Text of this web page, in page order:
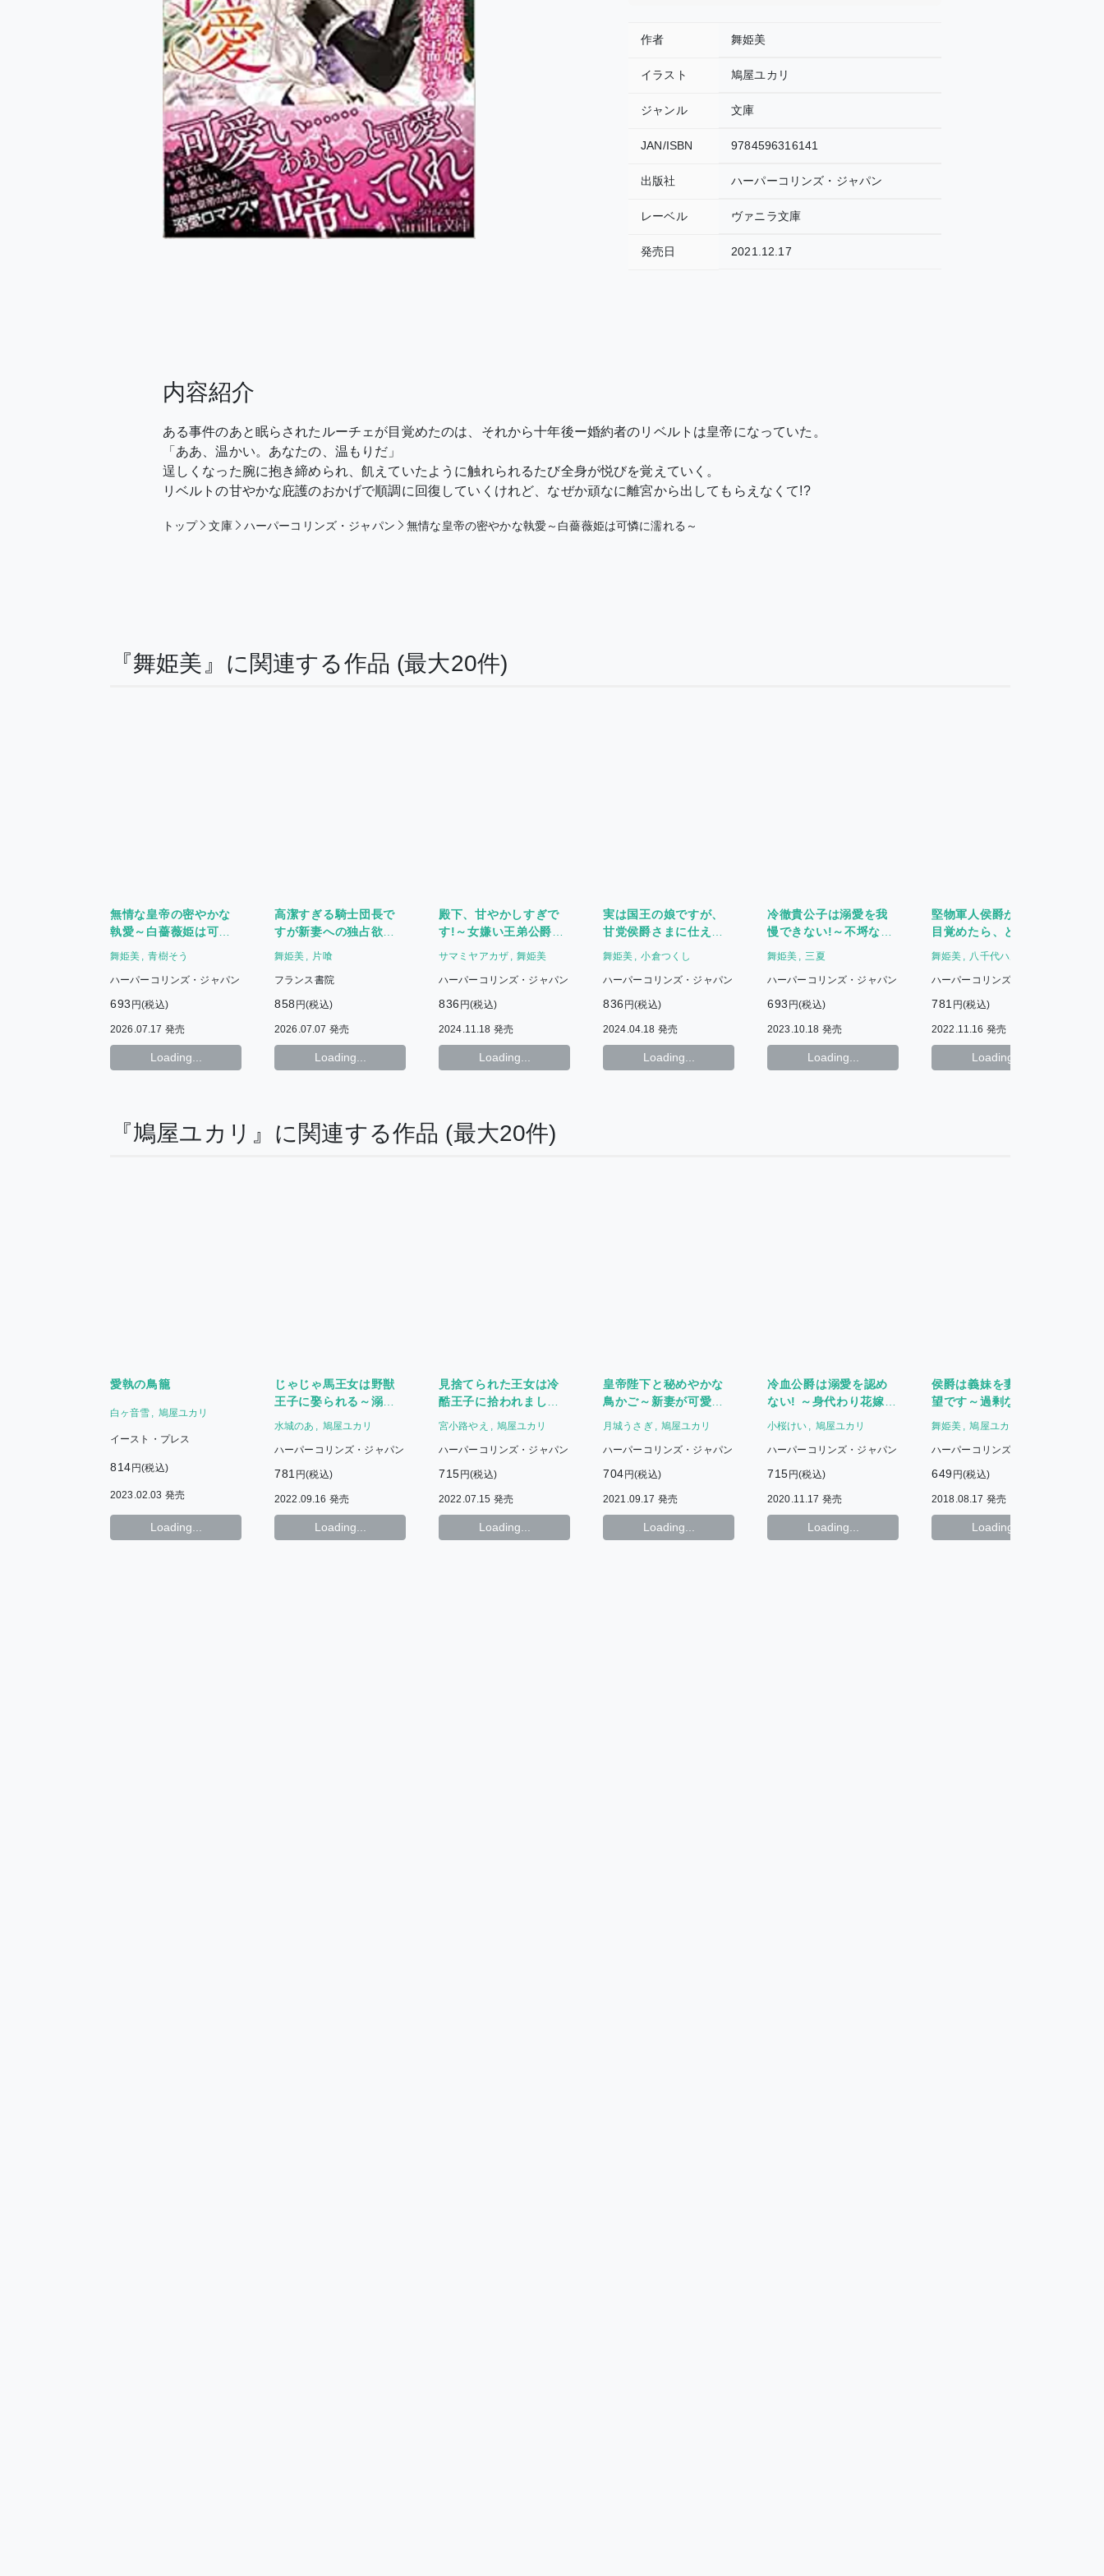
作者 舞姫美
イラスト 鳩屋ユカリ
ジャンル 文庫
JAN/ISBN 9784596316141
出版社 ハーパーコリンズ・ジャパン
レーベル ヴァニラ文庫
発売日 2021.12.17
内容紹介
ある事件のあと眠らされたルーチェが目覚めたのは、それから十年後ー婚約者のリベルトは皇帝になっていた。
「ああ、温かい。あなたの、温もりだ」
逞しくなった腕に抱き締められ、飢えていたように触れられるたび全身が悦びを覚えていく。
リベルトの甘やかな庇護のおかげで順調に回復していくけれど、なぜか頑なに離宮から出してもらえなくて!?
トップ 文庫 ハーパーコリンズ・ジャパン 無情な皇帝の密やかな執愛～白薔薇姫は可憐に濡れる～
『舞姫美』に関連する作品 (最大20件)
無情な皇帝の密やかな
執愛～白薔薇姫は可憐
に濡れる～
舞姫美 青樹そう
ハーパーコリンズ・ジャパン
693 円(税込)
2026.07.17 発売
Loading...
高潔すぎる騎士団長で
すが新妻への独占欲を
我慢できない
舞姫美 片喰
フランス書院
858 円(税込)
2026.07.07 発売
Loading...
殿下、甘やかしすぎで
す!～女嫌い王弟公爵の
過保護な求婚計画～
サマミヤアカザ 舞姫美
ハーパーコリンズ・ジャパン
836 円(税込)
2024.11.18 発売
Loading...
実は国王の娘ですが、
甘党侯爵さまに仕えた
らカラダごと濃密に食
舞姫美 小倉つくし
ハーパーコリンズ・ジャパン
836 円(税込)
2024.04.18 発売
Loading...
冷徹貴公子は溺愛を我
慢できない!～不埒な蜜
月婚約～
舞姫美 三夏
ハーパーコリンズ・ジャパン
693 円(税込)
2023.10.18 発売
Loading...
堅物軍人侯爵が溺愛に
目覚めたら、とにかく
迫ってきます
舞姫美 八千代ハル
ハーパーコリンズ・ジャパン
781 円(税込)
2022.11.16 発売
Loading...
『鳩屋ユカリ』に関連する作品 (最大20件)
愛執の鳥籠
白ヶ音雪 鳩屋ユカリ
イースト・プレス
814円(税込)
2023.02.03 発売
Loading...
じゃじゃ馬王女は野獣
王子に娶られる～溺愛
が波瀾万丈です!?～
水城のあ 鳩屋ユカリ
ハーパーコリンズ・ジャパン
781 円(税込)
2022.09.16 発売
Loading...
見捨てられた王女は冷
酷王子に拾われまし
た!? ～幸せ婚前恋～
宮小路やえ 鳩屋ユカリ
ハーパーコリンズ・ジャパン
715 円(税込)
2022.07.15 発売
Loading...
皇帝陛下と秘めやかな
鳥かご～新妻が可愛す
ぎて限界突破しました!!
月城うさぎ 鳩屋ユカリ
ハーパーコリンズ・ジャパン
704 円(税込)
2021.09.17 発売
Loading...
冷血公爵は溺愛を認め
ない! ～身代わり花嫁と
婚姻の誤算～
小桜けい 鳩屋ユカリ
ハーパーコリンズ・ジャパン
715 円(税込)
2020.11.17 発売
Loading...
侯爵は義妹を妻にご所
望です～過剰な溺愛、
異常な求愛～
舞姫美 鳩屋ユカリ
ハーパーコリンズ・ジャパン
649 円(税込)
2018.08.17 発売
Loading...